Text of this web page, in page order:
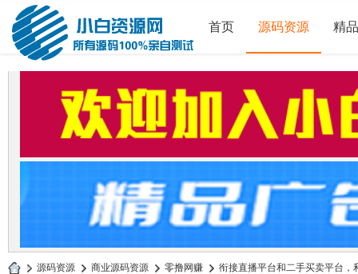
首页 源码资源 精
» 源码资源 › 商业源码资源 › 零撸网赚 › 衔接直播平台和二手买卖平台，